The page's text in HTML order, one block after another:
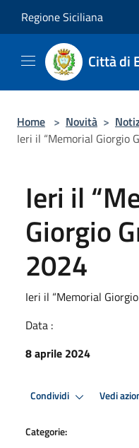
Regione Siciliana
Città di
Home > Novità >
Ieri il “Memorial Giorgio
Ieri il
Giorgio
2024
Ieri il “Memorial
Data :
8 aprile 2024
Condividi Vedi
Categorie: